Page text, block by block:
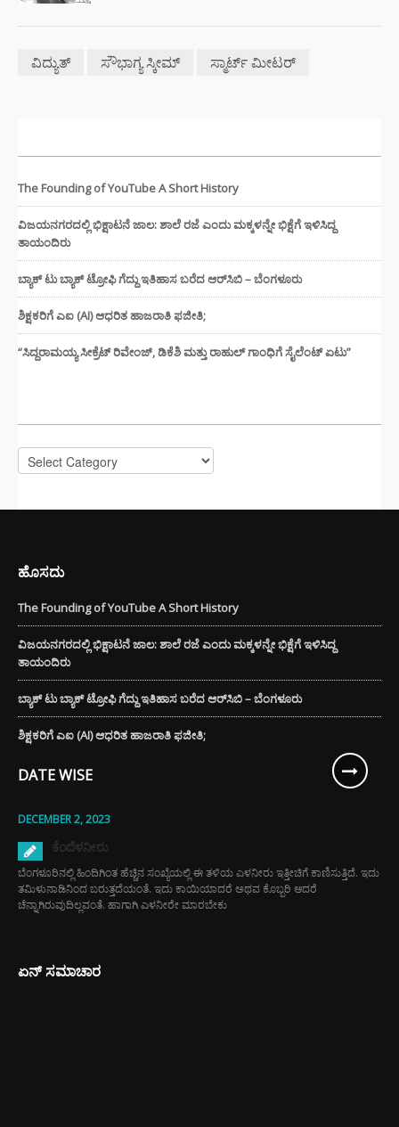
ವಿದ್ಯುತ್ ಸೌಭಾಗ್ಯ ಸ್ಕೀಮ್ ಸ್ಮಾರ್ಟ್ ಮೀಟರ್
The Founding of YouTube A Short History
ವಿಜಯನಗರದಲ್ಲಿ ಭಿಕ್ಷಾಟನೆ ಜಾಲ: ಶಾಲೆ ರಜೆ ಎಂದು ಮಕ್ಕಳನ್ನೇ ಭಿಕ್ಷೆಗೆ ಇಳಿಸಿದ್ದ
ತಾಯಂದಿರು
ಬ್ಯಾಕ್ ಟು ಬ್ಯಾಕ್ ಟ್ರೋಫಿ ಗೆದ್ದು ಇತಿಹಾಸ ಬರೆದ ಆರ್‌ಸಿಬಿ – ಬೆಂಗಳೂರು
ಶಿಕ್ಷಕರಿಗೆ ಎಐ (AI) ಆಧರಿತ ಹಾಜರಾತಿ ಫಜೀತಿ;
“ಸಿದ್ದರಾಮಯ್ಯ ಸೀಕ್ರೆಟ್ ರಿವೇಂಜ್‌, ಡಿಕೆಶಿ ಮತ್ತು ರಾಹುಲ್‌ ಗಾಂಧಿಗೆ ಸೈಲೆಂಟ್ ಏಟು”
Categories
ಹೊಸದು
The Founding of YouTube A Short History
ವಿಜಯನಗರದಲ್ಲಿ ಭಿಕ್ಷಾಟನೆ ಜಾಲ: ಶಾಲೆ ರಜೆ ಎಂದು ಮಕ್ಕಳನ್ನೇ ಭಿಕ್ಷೆಗೆ ಇಳಿಸಿದ್ದ
ತಾಯಂದಿರು
ಬ್ಯಾಕ್ ಟು ಬ್ಯಾಕ್ ಟ್ರೋಫಿ ಗೆದ್ದು ಇತಿಹಾಸ ಬರೆದ ಆರ್‌ಸಿಬಿ – ಬೆಂಗಳೂರು
ಶಿಕ್ಷಕರಿಗೆ ಎಐ (AI) ಆಧರಿತ ಹಾಜರಾತಿ ಫಜೀತಿ;
DATE WISE
DECEMBER 2, 2023
ಕೆಂದೆಳನೀರು
ಬೆಂಗಳೂರಿನಲ್ಲಿ ಹಿಂದಿಗಿಂತ ಹೆಚ್ಚಿನ ಸಂಖ್ಯೆಯಲ್ಲಿ ಈ ತಳಿಯ ಎಳನೀರು ಇತ್ತೀಚಿಗೆ ಕಾಣಿಸುತ್ತಿದೆ. ಇದು
ತಮಿಳುನಾಡಿನಿಂದ ಬರುತ್ತದೆಯಂತೆ. ಇದು ಕಾಯಿಯಾದರೆ ಅಥವ ಕೊಬ್ಬರಿ ಆದರೆ
ಚೆನ್ನಾಗಿರುವುದಿಲ್ಲವಂತೆ. ಹಾಗಾಗಿ ಎಳನೀರೇ ಮಾರಬೇಕು
ಏನ್ ಸಮಾಚಾರ